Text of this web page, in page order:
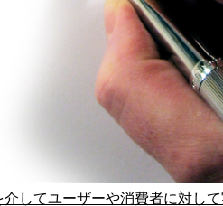
してユーザーや消費者に対し